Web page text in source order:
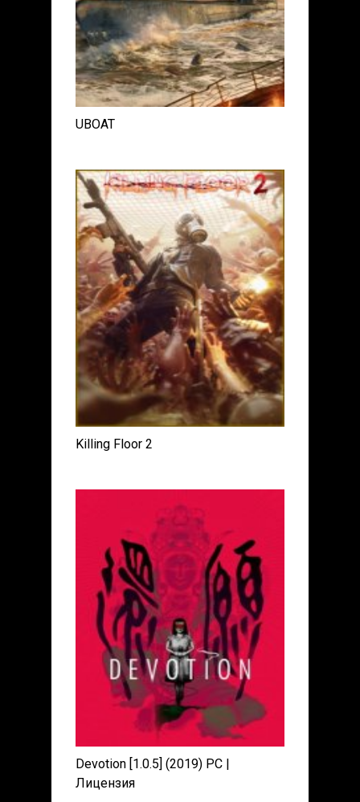
UBOAT
Killing Floor 2
Devotion [1.0.5] (2019) PC |
Лицензия